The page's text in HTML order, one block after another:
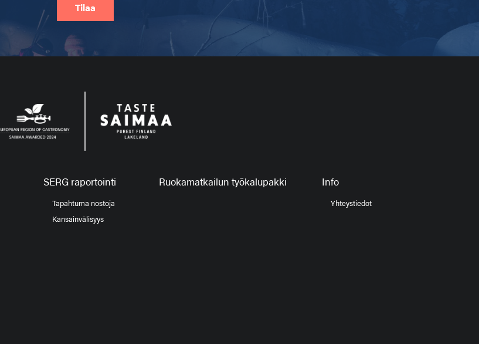
Tilaa
SERG raportointi
Tapahtuma nostoja
Kansainvälisyys
Ruokamatkailun työkalupakki Info
Yhteystiedot